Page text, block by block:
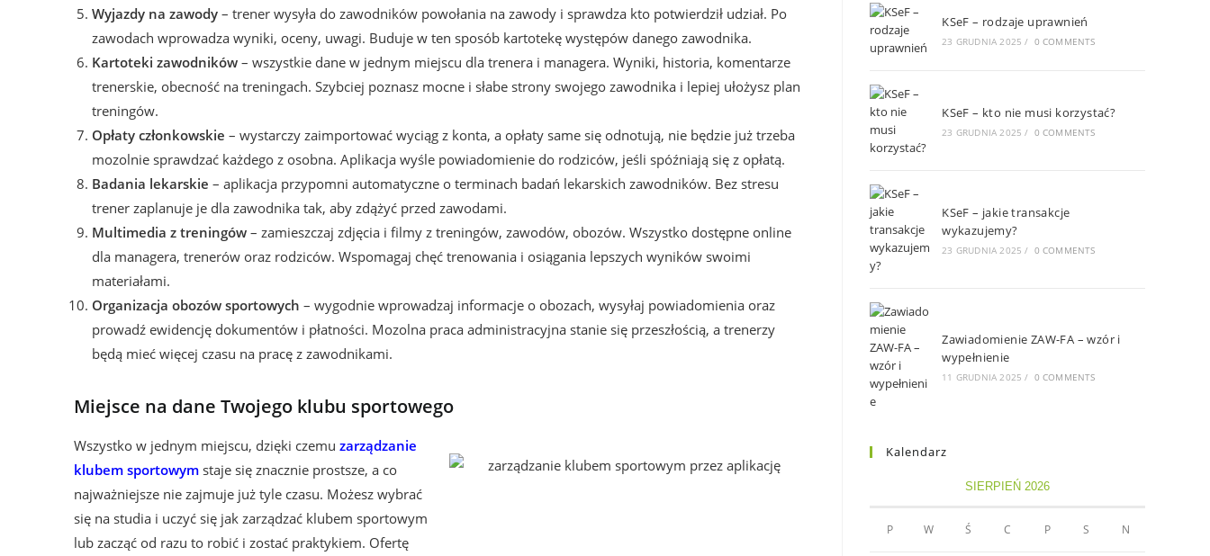
Wyjazdy na zawody – trener wysyła do zawodników powołania na zawody i sprawdza kto potwierdził udział. Po
zawodach wprowadza wyniki, oceny, uwagi. Buduje w ten sposób kartotekę występów danego zawodnika.
Kartoteki zawodników – wszystkie dane w jednym miejscu dla trenera i managera. Wyniki, historia, komentarze
trenerskie, obecność na treningach. Szybciej poznasz mocne i słabe strony swojego zawodnika i lepiej ułożysz plan
treningów.
Opłaty członkowskie – wystarczy zaimportować wyciąg z konta, a opłaty same się odnotują, nie będzie już trzeba
mozolnie sprawdzać każdego z osobna. Aplikacja wyśle powiadomienie do rodziców, jeśli spóźniają się z opłatą.
Badania lekarskie – aplikacja przypomni automatyczne o terminach badań lekarskich zawodników. Bez stresu
trener zaplanuje je dla zawodnika tak, aby zdążyć przed zawodami.
Multimedia z treningów – zamieszczaj zdjęcia i filmy z treningów, zawodów, obozów. Wszystko dostępne online
dla managera, trenerów oraz rodziców. Wspomagaj chęć trenowania i osiągania lepszych wyników swoimi
materiałami.
Organizacja obozów sportowych – wygodnie wprowadzaj informacje o obozach, wysyłaj powiadomienia oraz
prowadź ewidencję dokumentów i płatności. Mozolna praca administracyjna stanie się przeszłością, a trenerzy
będą mieć więcej czasu na pracę z zawodnikami.
Miejsce na dane Twojego klubu sportowego
Wszystko w jednym miejscu, dzięki czemu zarządzanie
klubem sportowym staje się znacznie prostsze, a co
najważniejsze nie zajmuje już tyle czasu. Możesz wybrać
się na studia i uczyć się jak zarządzać klubem sportowym
lub zacząć od razu to robić i zostać praktykiem. Ofertę
KSeF – rodzaje uprawnień
23 GRUDNIA 2025 / 0 COMMENTS
KSeF – kto nie musi korzystać?
23 GRUDNIA 2025 / 0 COMMENTS
KSeF – jakie transakcje
wykazujemy?
23 GRUDNIA 2025 / 0 COMMENTS
Zawiadomienie ZAW-FA – wzór i
wypełnienie
11 GRUDNIA 2025 / 0 COMMENTS
Kalendarz
SIERPIEŃ 2026
P W Ś C P S N